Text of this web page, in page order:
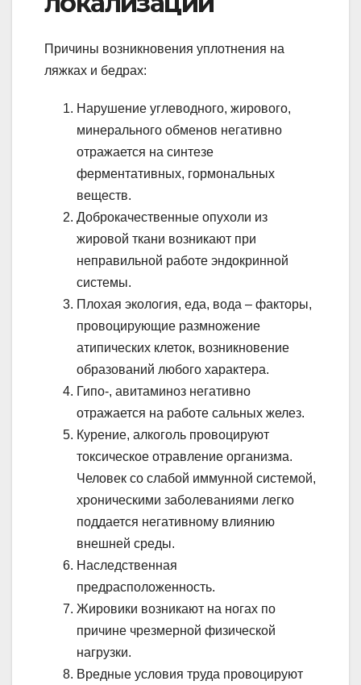
Причины возникновения уплотнения на
ляжках и бедрах:
Нарушение углеводного, жирового,
минерального обменов негативно
отражается на синтезе
ферментативных, гормональных
веществ.
Доброкачественные опухоли из
жировой ткани возникают при
неправильной работе эндокринной
системы.
Плохая экология, еда, вода – факторы,
провоцирующие размножение
атипических клеток, возникновение
образований любого характера.
Гипо-, авитаминоз негативно
отражается на работе сальных желез.
Курение, алкоголь провоцируют
токсическое отравление организма.
Человек со слабой иммунной системой,
хроническими заболеваниями легко
поддается негативному влиянию
внешней среды.
Наследственная
предрасположенность.
Жировики возникают на ногах по
причине чрезмерной физической
нагрузки.
Вредные условия труда провоцируют